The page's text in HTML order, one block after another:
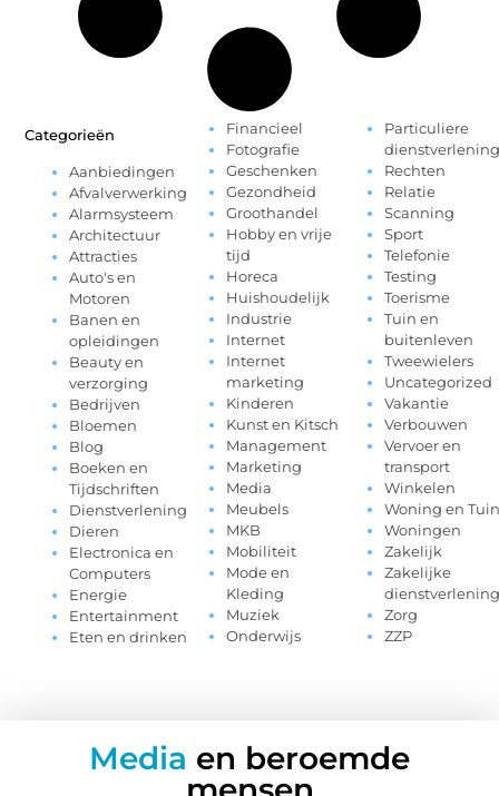
Categorieën
Aanbiedingen
Afvalverwerking
Alarmsysteem
Architectuur
Attracties
Auto's en
Motoren
Banen en
opleidingen
Beauty en
verzorging
Bedrijven
Bloemen
Blog
Boeken en
Tijdschriften
Dienstverlening
Dieren
Electronica en
Computers
Energie
Entertainment
Eten en drinken
Financieel
Fotografie
Geschenken
Gezondheid
Groothandel
Hobby en vrije
tijd
Horeca
Huishoudelijk
Industrie
Internet
Internet
marketing
Kinderen
Kunst en Kitsch
Management
Marketing
Media
Meubels
MKB
Mobiliteit
Mode en
Kleding
Muziek
Onderwijs
Particuliere
dienstverlening
Rechten
Relatie
Scanning
Sport
Telefonie
Testing
Toerisme
Tuin en
buitenleven
Tweewielers
Uncategorized
Vakantie
Verbouwen
Vervoer en
transport
Winkelen
Woning en Tuin
Woningen
Zakelijk
Zakelijke
dienstverlening
Zorg
ZZP
Media en beroemde